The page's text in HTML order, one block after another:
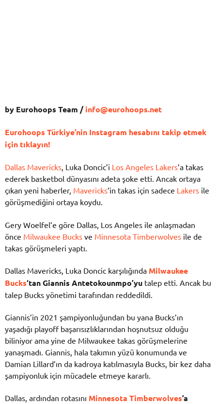
by Eurohoops Team /info@eurohoops.net
Eurohoops Türkiye’nin Instagram hesabını takip etmek
için tıklayın!
Dallas Mavericks, Luka Doncic’i Los Angeles Lakers’a takas
ederek basketbol dünyasını adeta şoke etti. Ancak ortaya
çıkan yeni haberler, Mavericks’in takas için sadece Lakers ile
görüşmediğini ortaya koydu.
Gery Woelfel’e göre Dallas, Los Angeles ile anlaşmadan
önce Milwaukee Bucks ve Minnesota Timberwolves ile de
takas görüşmeleri yaptı.
Dallas Mavericks, Luka Doncic karşılığında Milwaukee
Bucks‘tan Giannis Antetokounmpo’yu talep etti. Ancak bu
talep Bucks yönetimi tarafından reddedildi.
Giannis’in 2021 şampiyonluğundan bu yana Bucks’ın
yaşadığı playoff başarısızlıklarından hoşnutsuz olduğu
biliniyor ama yine de Milwaukee takas görüşmelerine
yanaşmadı. Giannis, hala takımın yüzü konumunda ve
Damian Lillard’ın da kadroya katılmasıyla Bucks, bir kez daha
şampiyonluk için mücadele etmeye kararlı.
Dallas, ardından rotasını Minnesota Timberwolves’a